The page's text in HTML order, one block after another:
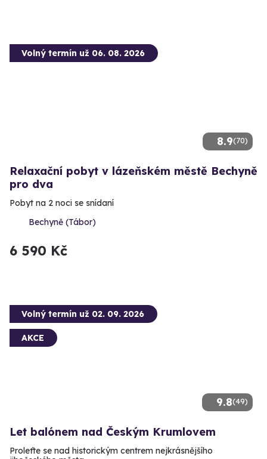
8.9(70)
Volný termín už 06. 08. 2026
Relaxační pobyt v lázeňském městě Bechyně
pro dva
Pobyt na 2 noci se snídaní
Bechyně (Tábor)
6 590 Kč
9.8(49)
Volný termín už 02. 09. 2026
AKCE
Let balónem nad Českým Krumlovem
Proleťte se nad historickým centrem nejkrásnějšího